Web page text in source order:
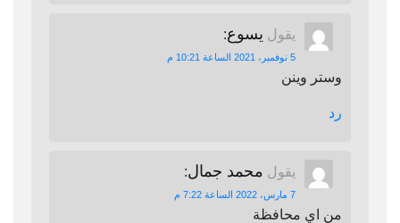
يقول يسوع:
5 نوفمبر، 2021 الساعة 10:21 م
وستر وينن
رد
يقول محمد جمال:
7 مارس، 2022 الساعة 7:22 م
من اي محافظة